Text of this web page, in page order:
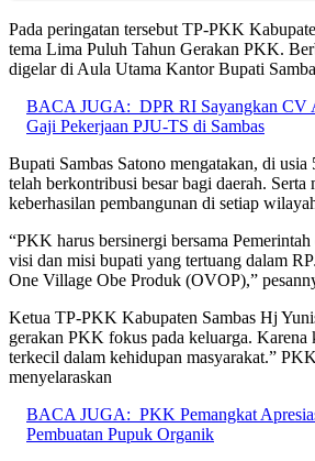
Pada peringatan tersebut TP-PKK
tema Lima Puluh Tahun Gerakan PKK.
digelar di Aula Utama Kantor Bupati
BACA JUGA: DPR RI Sayangkan CV
Gaji Pekerjaan PJU-TS di Sambas
Bupati Sambas Satono mengatakan, di
telah berkontribusi besar bagi daerah. Serta
keberhasilan pembangunan di setiap
“PKK harus bersinergi bersama
visi dan misi bupati yang tertuang dalam
One Village Obe Produk (OVOP),”
Ketua TP-PKK Kabupaten Sambas Hj
gerakan PKK fokus pada keluarga. Karena
terkecil dalam kehidupan masyarakat.”
menyelaraskan
BACA JUGA: PKK Pemangkat
Pembuatan Pupuk Organik